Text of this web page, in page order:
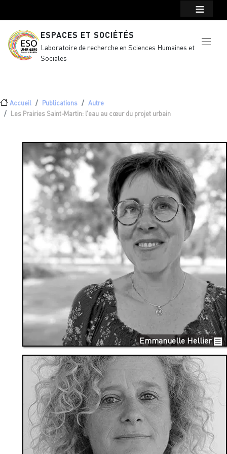
ESPACES ET SOCIÉTÉS
Laboratoire de recherche en Sciences Humaines et
Sociales
Fil d'Ariane
Accueil Publications
Autre
Les Prairies Saint-Martin: l’eau au cœur du projet urbain
Emmanuelle Hellier